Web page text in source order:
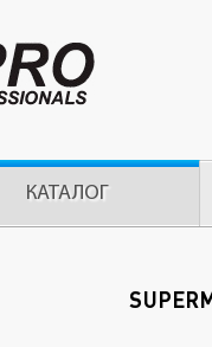
КАТАЛОГ